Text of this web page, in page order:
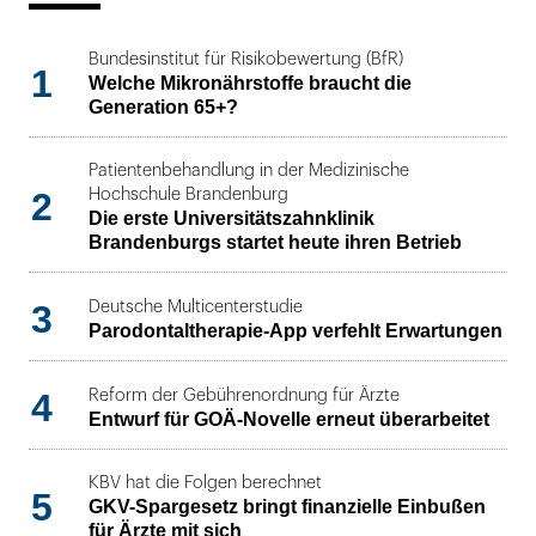
1
Bundesinstitut für Risikobewertung (BfR)
Welche Mikronährstoffe braucht die
Generation 65+?
2
Patientenbehandlung in der Medizinische
Hochschule Brandenburg
Die erste Universitätszahnklinik
Brandenburgs startet heute ihren Betrieb
3 Deutsche Multicenterstudie
Parodontaltherapie-App verfehlt Erwartungen
4 Reform der Gebührenordnung für Ärzte
Entwurf für GOÄ-Novelle erneut überarbeitet
5
KBV hat die Folgen berechnet
GKV-Spargesetz bringt finanzielle Einbußen
für Ärzte mit sich